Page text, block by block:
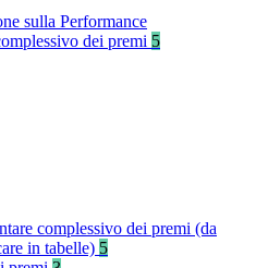
sulla Performance
dei premi 5
complessivo dei premi (da
in tabelle) 5